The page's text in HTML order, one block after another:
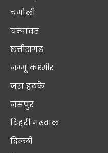
चमोली
चम्पावत
छत्तीसगढ़
जम्मू कश्मीर
ज़रा हटके
जसपुर
टिहरी गढ़वाल
दिल्ली